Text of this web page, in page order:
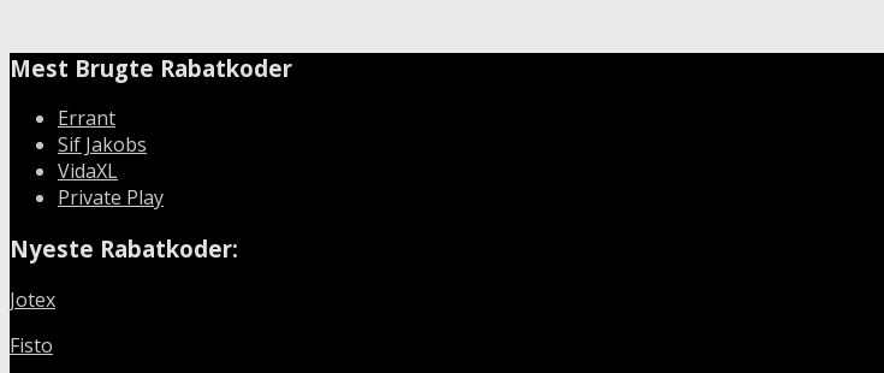
Mest Brugte Rabatkoder
Errant
Sif Jakobs
VidaXL
Private Play
Nyeste Rabatkoder:
Jotex
Fisto